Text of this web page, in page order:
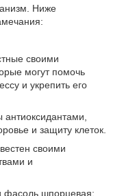
Ниже
своими
могут помочь
и укрепить его
и защиту клеток.
своими
и
фасоль шпорцевая: